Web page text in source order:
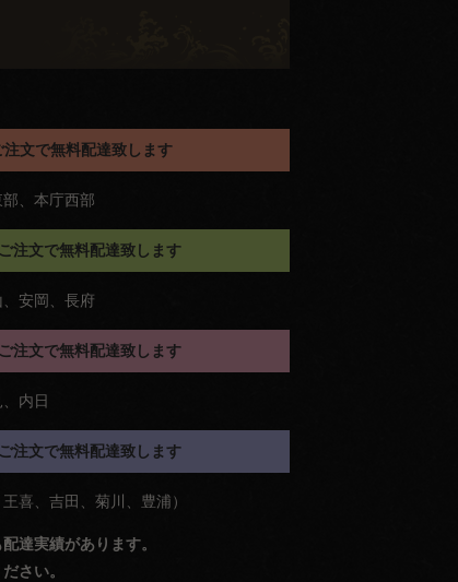
文で無料配達致します
、本庁西部
注文で無料配達致します
安岡、長府
注文で無料配達致します
内日
注文で無料配達致します
喜、吉田、菊川、豊浦）
達実績があります。
さい。